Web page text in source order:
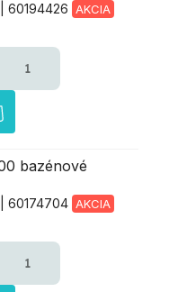
| 60194426 AKCIA
bazénové
| 60174704 AKCIA